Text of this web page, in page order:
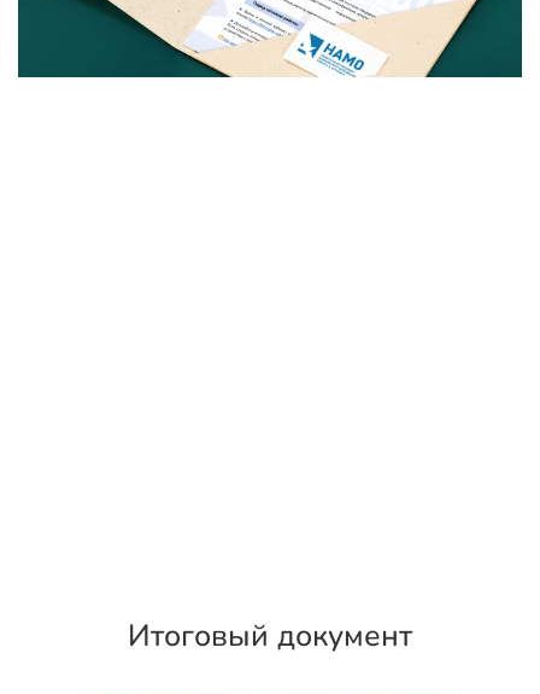
Итоговый документ